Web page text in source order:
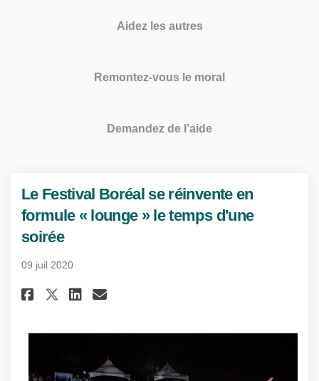
Aidez les autres
Remontez-vous le moral
Demandez de l’aide
Le Festival Boréal se réinvente en
formule « lounge » le temps d'une
soirée
09 juil 2020
Partager Le Festival Boréal se
Partager Le Festival Boréal
Partager Le Festival
Courriel Le Festival